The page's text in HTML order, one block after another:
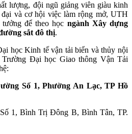
lượng, đội ngũ giảng viên giàu kinh
và cơ hội việc làm rộng mở, UTH
để theo học ngành Xây dựng
sắt đô thị.
học Kinh tế vận tải biển và thủy nội
Đại học Giao thông Vận Tải
Số 1, Phường An Lạc, TP Hồ
1, Bình Trị Đông B, Bình Tân, TP.